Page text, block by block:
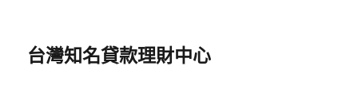
台灣知名貸款理財中心